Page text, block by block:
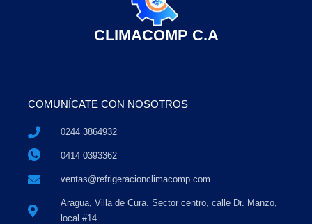
CLIMACOMP C.A
COMUNÍCATE CON NOSOTROS
0244 3864932
0414 0393362
ventas@refrigeracionclimacomp.com
Aragua, Villa de Cura. Sector centro, calle Dr. Manzo,
local #14